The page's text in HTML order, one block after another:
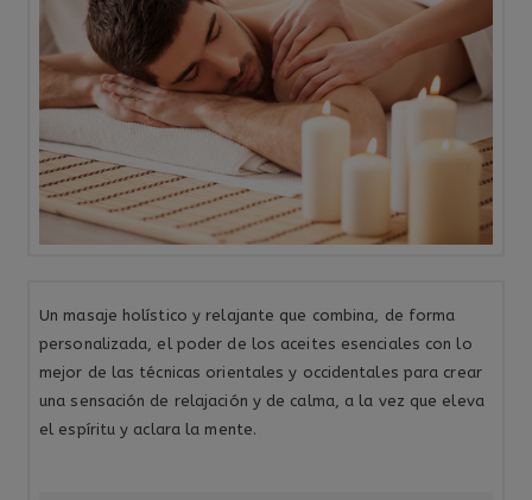
Un masaje holístico y relajante que combina, de forma
personalizada, el poder de los aceites esenciales con lo
mejor de las técnicas orientales y occidentales para crear
una sensación de relajación y de calma, a la vez que eleva
el espíritu y aclara la mente.